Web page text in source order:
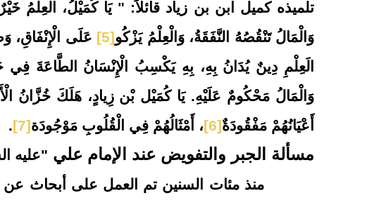
تلميذه كميل ابن بن زياد قائلاً: " يَا كُمَيْلُ،
وَالْمَالُ تَنْقُصُهُ النَّفَقَةُ، وَالْعِلْمُ يَزْكُو[5] عَلَى الْإِنْفَاقِ،
الَعِلْمِ دِينٌ يُدَانُ بِهِ، بِهِ يَكْسِبُ الْإِنْسَانُ الطَّاعَةَ فِي
وَالْمَالُ مَحْكُومٌ عَلَيْهِ. يَا كُمَيْل بْن زِيادٍ، هَلَكَ خُزَّانُ
أَعْيَانُهُمْ مَفْقُودَةٌ[6]، أَمْثَالُهُمْ فِي الْقُلُوبِ مَوْجُودَة[7]
.
مسألة الجبر والتفويض عند الإمام علي "عليه
منذ مئات السنين تم العمل على أبحاث عن